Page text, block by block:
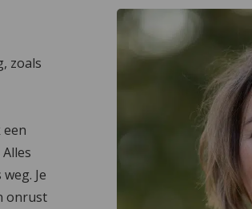
zoals
Je
onrust